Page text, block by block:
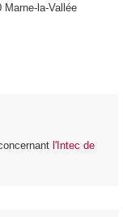
la-Vallée
l'Intec de